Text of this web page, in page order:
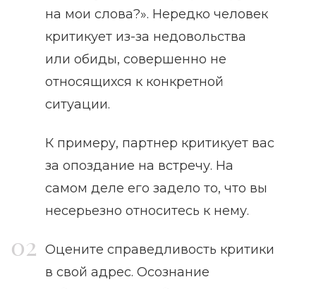
на мои слова?». Нередко человек
критикует из-за недовольства
или обиды, совершенно не
относящихся к конкретной
ситуации.
К примеру, партнер критикует вас
за опоздание на встречу. На
самом деле его задело то, что вы
несерьезно относитесь к нему.
Оцените справедливость критики
в свой адрес. Осознание